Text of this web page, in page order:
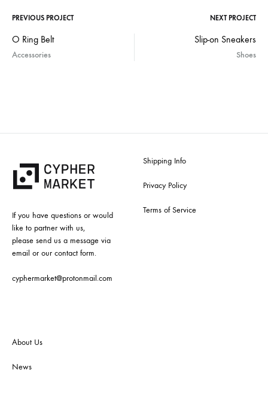
Project
PREVIOUS PROJECT NEXT PROJECT
O Ring Belt
Accessories
Slip-on Sneakers
Shoes
If you have questions or would
like to partner with us,
please send us a message via
email or our contact form.
cyphermarket@protonmail.com
Shipping Info
Privacy Policy
Terms of Service
About Us
News